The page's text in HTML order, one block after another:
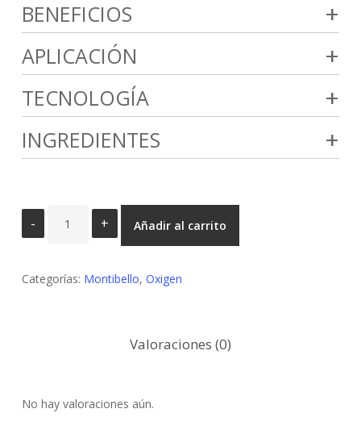
BENEFICIOS +
APLICACIÓN +
TECNOLOGÍA +
INGREDIENTES +
Energiser
cantidad
Añadir al carrito
Categorías: Montibello, Oxigen
Valoraciones (0)
No hay valoraciones aún.